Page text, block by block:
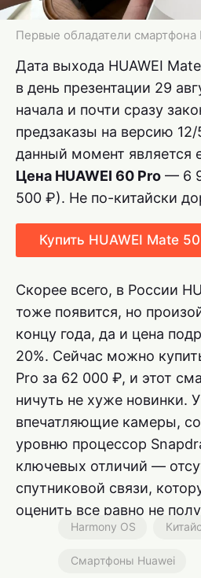
Первые обладатели смартфона
Дата выхода HUAWEI
в день презентации 29
начала и почти сразу
предзаказы на версию 12/
данный момент является
Цена HUAWEI 60 Pro — 6
500 ₽). Не по-китайски
Купить HUAWEI Mate
Скорее всего, в России
тоже появится, но
концу года, да и цена
20%. Сейчас можно
Pro за 62 000 ₽, и этот
ничуть не хуже новинки.
впечатляющие камеры,
уровню процессор
ключевых отличий —
спутниковой связи,
оценить все равно не
Harmony OS
Смартфоны Huawei